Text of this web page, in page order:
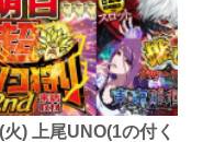
火) 上尾UNO(1の付く